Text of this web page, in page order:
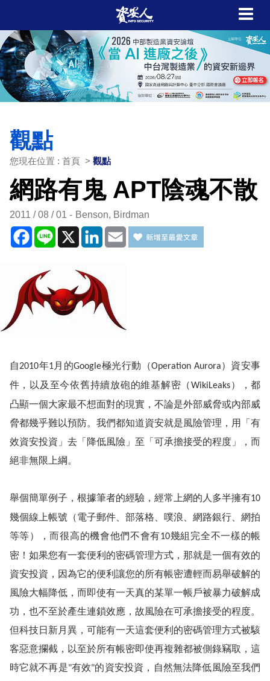
觀點
您現在位置 : 首頁 > 觀點
網路有鬼 APT陰魂不散
2011 / 08 / 01 Benson, Birdman
Facebook
Line X LinkedIn
Email
自2010年1月的Google極光行動（Operation Aurora）資安事
件，以及至今依舊持續放砲的維基解密（WikiLeaks），都
凸顯一個大家最不想面對的現實，不論是外部威脅或內部威
脅都幾乎難以預防。我們都知道資安就是風險管理，用「有
效資安投資」去「降低風險」至「可承擔接受的程度」，而
絕非無限上綱。
舉個簡單例子，根據筆者的經驗，經常上網的人多半擁有10
幾個線上帳號（電子郵件、部落格、噗浪、網路銀行、網拍
等等），而很高的機會他們不會有10幾組完全不一樣的帳
密！如果您有一套便利的密碼管理方式，那就是一個有效的
資安投資，因為它的便利讓您的所有帳密遭輕而易舉破解的
風險大幅降低，而即使有一天真的某單一帳戶被暴力破解成
功，也不至於產生連鎖效應，故風險在可承擔接受的程度。
但科技日新月異，可能有一天這套便利的密碼管理方式被駭
客惡意攔截，以至於所有帳密即使再複雜都被側錄竊取，這
時它就不再是"有效"的資安投資，自然無法降低風險至我們